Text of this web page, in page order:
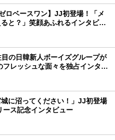
ロベースワン】JJ初登場！「メ
と？」笑顔あふれるインタビュ
目の日韓新人ボーイズグループが
レッシュな面々を独占インタビ
す♪
城に沼ってください！」JJ初登場
ス記念インタビュー